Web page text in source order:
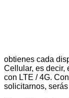
obtienes cada
Cellular, es decir,
con LTE / 4G.
solicitarnos,